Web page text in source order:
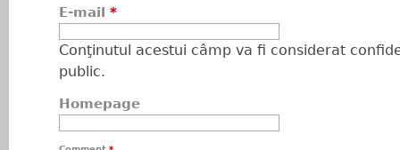
E-mail *
Conţinutul acestui câmp va fi considerat
public.
Homepage